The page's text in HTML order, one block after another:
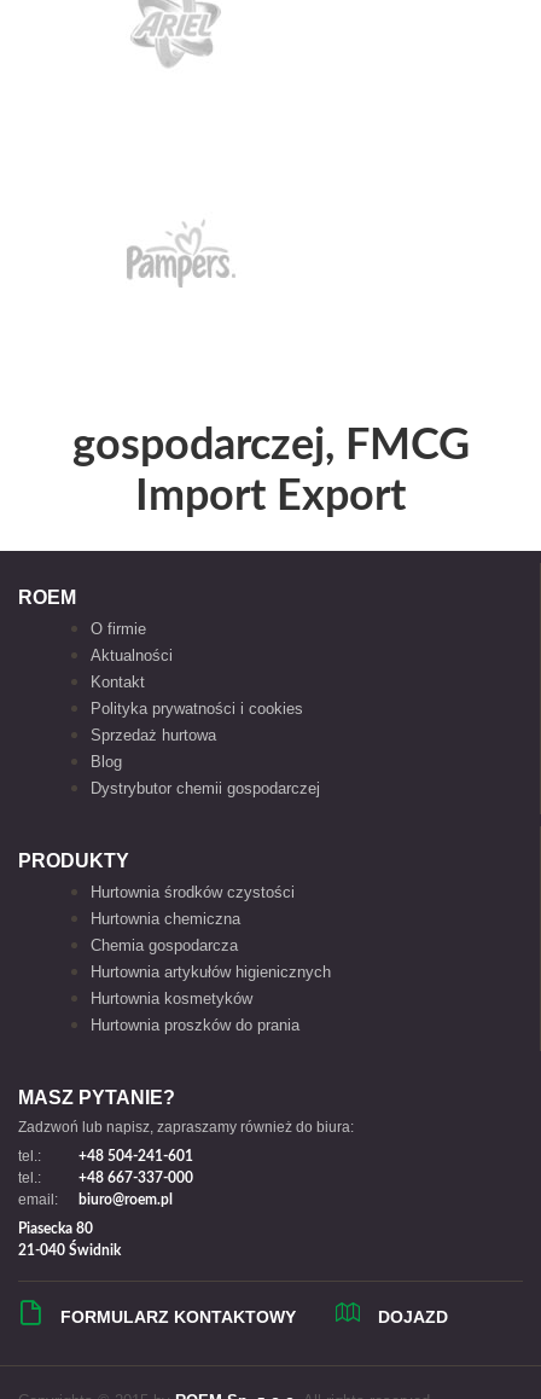
gospodarczej, FMCG
Import Export
ROEM
O firmie
Aktualności
Kontakt
Polityka prywatności i cookies
Sprzedaż hurtowa
Blog
Dystrybutor chemii gospodarczej
PRODUKTY
Hurtownia środków czystości
Hurtownia chemiczna
Chemia gospodarcza
Hurtownia artykułów higienicznych
Hurtownia kosmetyków
Hurtownia proszków do prania
MASZ PYTANIE?
Zadzwoń lub napisz, zapraszamy również do biura:
tel.:
+48 504-241-601
tel.: +48 667-337-000
email:
biuro@roem.pl
Piasecka 80
21-040 Świdnik
FORMULARZ KONTAKTOWY DOJAZD